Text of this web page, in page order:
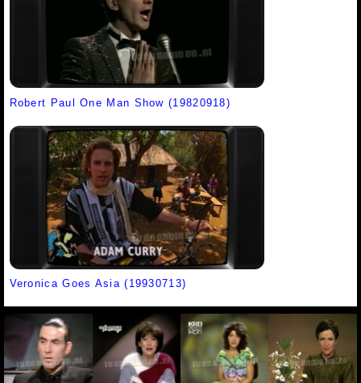
Robert Paul One Man Show (19820918)
Veronica Goes Asia (19930713)